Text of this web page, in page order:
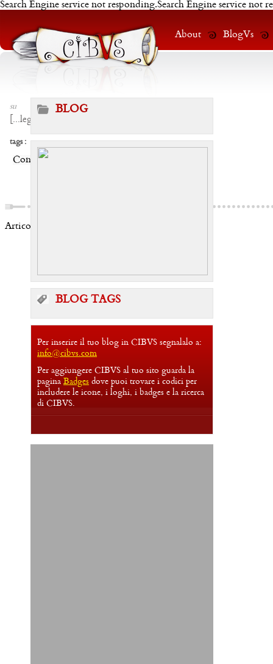
Search Engine service not responding.Search Engine service not
About BlogVs
su
...leggi
tags :
Condividi:
Articoli correlati:
BLOG
BLOG TAGS
Per inserire il tuo blog in CIBVS segnalalo a:
info@cibvs.com
Per aggiungere CIBVS al tuo sito guarda la
pagina Badges dove puoi trovare i codici per
includere le icone, i loghi, i badges e la ricerca
di CIBVS.